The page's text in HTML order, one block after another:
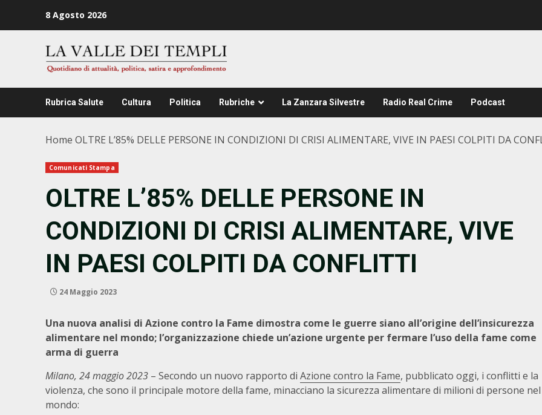
8 Agosto 2026
Rubrica Salute Cultura Politica Rubriche La Zanzara Silvestre Radio Real Crime Podcast
Home OLTRE L’85% DELLE PERSONE IN CONDIZIONI DI CRISI ALIMENTARE, VIVE IN PAESI COLPITI DA
Comunicati Stampa
OLTRE L’85% DELLE PERSONE IN
CONDIZIONI DI CRISI ALIMENTARE, VIVE
IN PAESI COLPITI DA CONFLITTI
24 Maggio 2023
Una nuova analisi di Azione contro la Fame dimostra come le guerre siano all’origine dell’insicurezza
alimentare nel mondo; l’organizzazione chiede un’azione urgente per fermare l’uso della fame come
arma di guerra
Milano, 24 maggio 2023 – Secondo un nuovo rapporto di Azione contro la Fame, pubblicato oggi, i conflitti e la
violenza, che sono il principale motore della fame, minacciano la sicurezza alimentare di milioni di persone nel
mondo: